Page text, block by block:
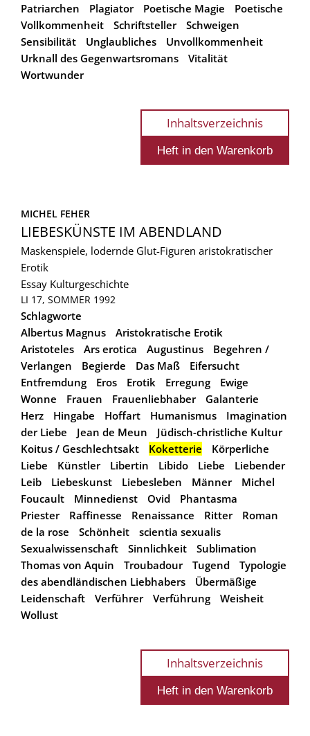
Patriarchen
Plagiator Poetische Magie
Poetische
Vollkommenheit
Schriftsteller
Schweigen
Sensibilität
Unglaubliches
Unvollkommenheit
Urknall des Gegenwartsromans
Vitalität
Wortwunder
Inhaltsverzeichnis
MICHEL FEHER
LIEBESKÜNSTE IM ABENDLAND
Maskenspiele, lodernde Glut-Figuren aristokratischer
Erotik
Essay Kulturgeschichte
LI 17, SOMMER 1992
Schlagworte
Albertus Magnus
Aristokratische Erotik
Aristoteles
Ars erotica Augustinus
Begehren /
Verlangen
Begierde Das Maß
Eifersucht
Entfremdung
Eros Erotik Erregung
Ewige
Wonne
Frauen Frauenliebhaber
Galanterie
Herz
Hingabe Hoffart Humanismus
Imagination
der Liebe
Jean de Meun
Jüdisch-christliche Kultur
Koitus / Geschlechtsakt
Koketterie
Körperliche
Liebe
Künstler Libertin Libido Liebe
Liebender
Leib
Liebeskunst Liebesleben Männer
Michel
Foucault
Minnedienst Ovid
Phantasma
Priester
Raffinesse Renaissance Ritter
Roman
de la rose
Schönheit
scientia sexualis
Sexualwissenschaft
Sinnlichkeit
Sublimation
Thomas von Aquin
Troubadour Tugend
Typologie
des abendländischen Liebhabers
Übermäßige
Leidenschaft
Verführer Verführung
Weisheit
Wollust
Inhaltsverzeichnis